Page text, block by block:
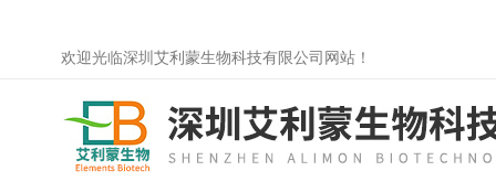
欢迎光临深圳艾利蒙生物科技有限公司网站！